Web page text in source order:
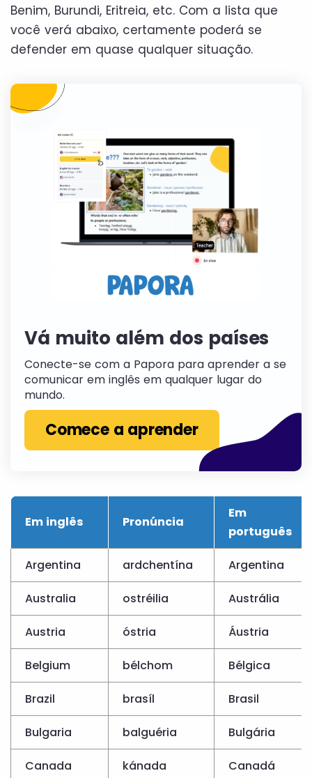
Benim, Burundi, Eritreia, etc. Com a lista que
você verá abaixo, certamente poderá se
defender em quase qualquer situação.
Vá muito além dos países
Conecte-se com a Papora para aprender a se
comunicar em inglês em qualquer lugar do
mundo.
Comece a aprender
Em inglês Pronúncia
Em
português
Argentina ardchentína Argentina
Australia ostréilia Austrália
Austria óstria Áustria
Belgium bélchom Bélgica
Brazil brasíl Brasil
Bulgaria balguéria Bulgária
Canada kánada Canadá